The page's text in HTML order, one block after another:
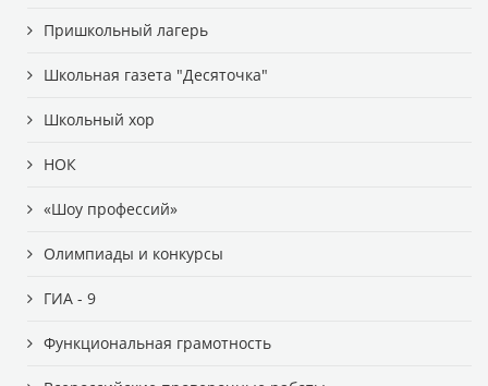
Пришкольный лагерь
Школьная газета "Десяточка"
Школьный хор
НОК
«Шоу профессий»
Олимпиады и конкурсы
ГИА - 9
Функциональная грамотность